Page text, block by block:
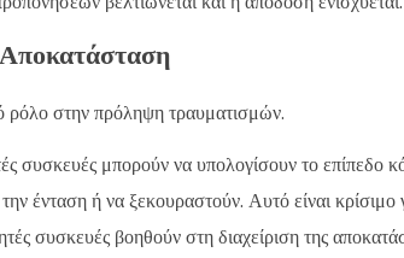
ρόλο στην πρόληψη τραυματισμών.
συσκευές μπορούν να υπολογίσουν το επίπεδο
ένταση ή να ξεκουραστούν. Αυτό είναι
συσκευές βοηθούν στη διαχείριση της